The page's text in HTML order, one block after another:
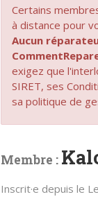
Certains
à distance pour
Aucun
exigez que
SIRET, ses
sa politique de
Membre :
Inscrit·e depuis le